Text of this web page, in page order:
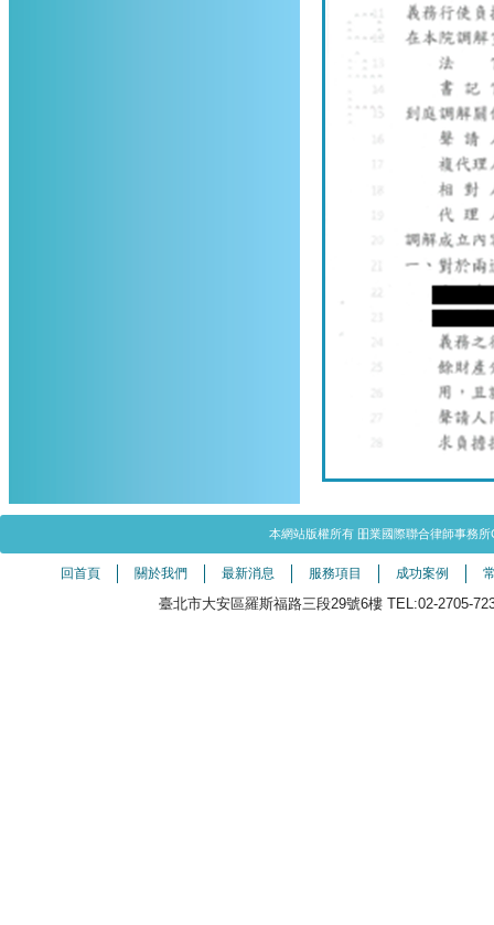
本網站版權所有 昍業國際聯合律師事務
回首頁 關於我們 最新消息 服務項目 成功案例
臺北市大安區羅斯福路三段29號6樓 TEL:02-2705-